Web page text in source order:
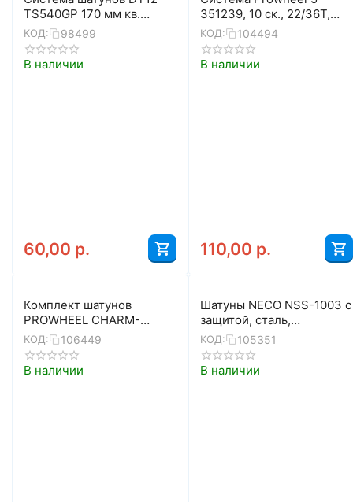
TS540GP 170 мм кв.
42/34/24 с защитой
КОД: 98499
В наличии
60,00 р.
351239, 10 ск., 22/36T,
под квадрат, Q-factor
176/146мм, шатуны 175мм
(чёрный)
КОД: 104494
В наличии
110,00 р.
Комплект шатунов
PROWHEEL CHARM-
FD099A, NW, 36T, 170 мм
КОД: 106449
В наличии
Шатуны NECO NSS-1003 с
защитой, сталь,
36T*152мм (чёрный)
КОД: 105351
В наличии